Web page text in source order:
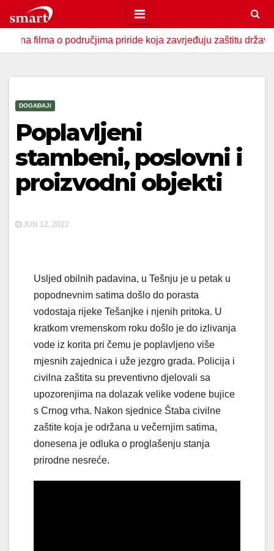
to
contento područjima priride koja zavrjeđuju zaštitu države U
DOGAĐAJI
Poplavljeni
stambeni, poslovni i
proizvodni objekti
JUN 12, 2022
Usljed obilnih padavina, u Tešnju je u petak u
popodnevnim satima došlo do porasta
vodostaja rijeke Tešanjke i njenih pritoka. U
kratkom vremenskom roku došlo je do izlivanja
vode iz korita pri čemu je poplavljeno više
mjesnih zajednica i uže jezgro grada. Policija i
civilna zaštita su preventivno djelovali sa
upozorenjima na dolazak velike vodene bujice
s Crnog vrha. Nakon sjednice Štaba civilne
zaštite koja je održana u večernjim satima,
donesena je odluka o proglašenju stanja
prirodne nesreće.